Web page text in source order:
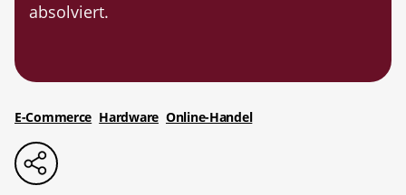
absolviert.
E-Commerce Hardware Online-Handel